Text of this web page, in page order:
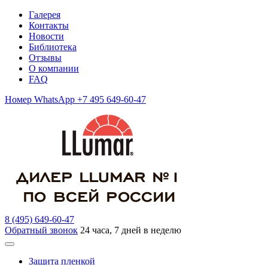
Галерея
Контакты
Новости
Библиотека
Отзывы
О компании
FAQ
Номер WhatsApp +7 495 649-60-47
8 (495) 649-60-47
Обратный звонок 24 часа, 7 дней в неделю
Защита пленкой